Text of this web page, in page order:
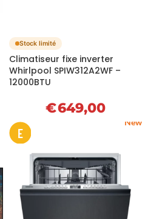
Stock limité
Climatiseur fixe inverter
Whirlpool SPIW312A2WF –
12000BTU
€649,00
E
New